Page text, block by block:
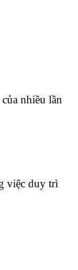
nhiều lần
việc duy trì